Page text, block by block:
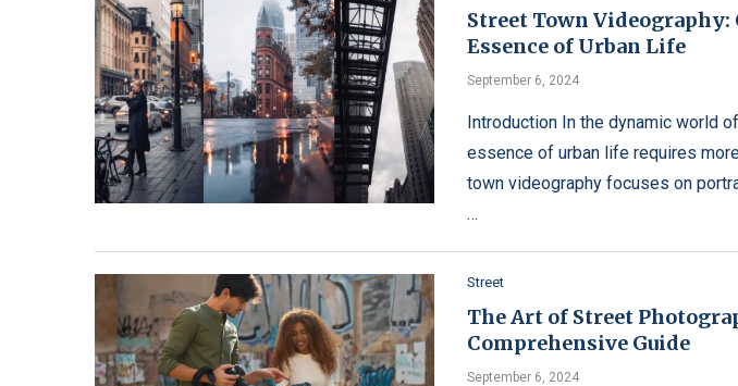
Street Town
Essence of Urban Life
September 6, 2024
Introduction In the dynamic world
essence of urban life requires
town videography focuses on
…
Street
The Art of Street
Comprehensive Guide
September 6, 2024